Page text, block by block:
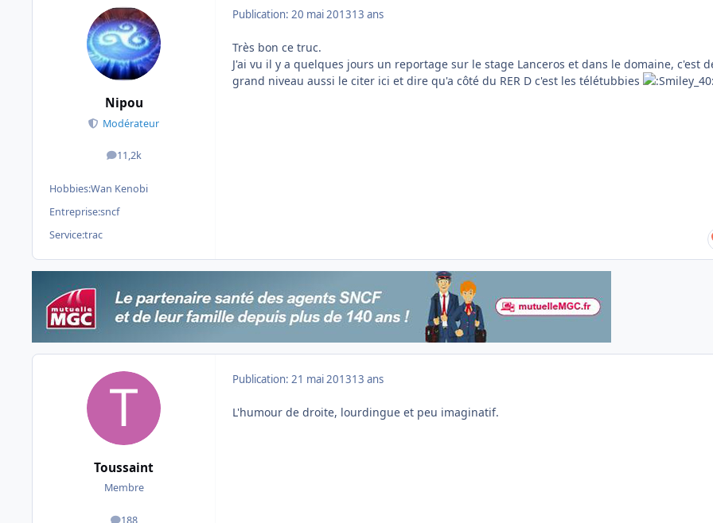
Nipou
Modérateur
11,2k
messages
Hobbies:Wan Kenobi
Entreprise:sncf
Service:trac
Publication: 20 mai 201313 ans
Très bon ce truc.
J'ai vu il y a quelques jours un reportage sur le stage Lanceros et dans le domaine, c'est
grand niveau aussi le citer ici et dire qu'a côté du RER D c'est les télétubbies
Toussaint
Membre
188
Publication: 21 mai 201313 ans
L'humour de droite, lourdingue et peu imaginatif.